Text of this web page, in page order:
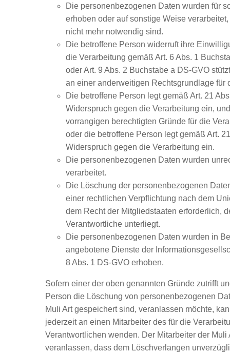
Die personenbezogenen Daten wurden für
erhoben oder auf sonstige Weise
nicht mehr notwendig sind.
Die betroffene Person widerruft ihre
die Verarbeitung gemäß Art. 6 Abs. 1
oder Art. 9 Abs. 2 Buchstabe a DS-GVO
an einer anderweitigen Rechtsgrundlage für
Die betroffene Person legt gemäß Art. 21
Widerspruch gegen die Verarbeitung ein,
vorrangigen berechtigten Gründe für die
oder die betroffene Person legt gemäß Art.
Widerspruch gegen die Verarbeitung ein.
Die personenbezogenen Daten wurden
verarbeitet.
Die Löschung der personenbezogenen
einer rechtlichen Verpflichtung nach dem
dem Recht der Mitgliedstaaten erforderlich,
Verantwortliche unterliegt.
Die personenbezogenen Daten wurden in
angebotene Dienste der
8 Abs. 1 DS-GVO erhoben.
Sofern einer der oben genannten Gründe zutrifft
Person die Löschung von personenbezogenen
Muli Art gespeichert sind, veranlassen möchte,
jederzeit an einen Mitarbeiter des für die
Verantwortlichen wenden. Der Mitarbeiter der Muli
veranlassen, dass dem Löschverlangen